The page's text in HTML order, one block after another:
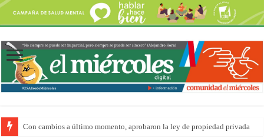
Con cambios a último momento, aprobaron la ley de propiedad privada